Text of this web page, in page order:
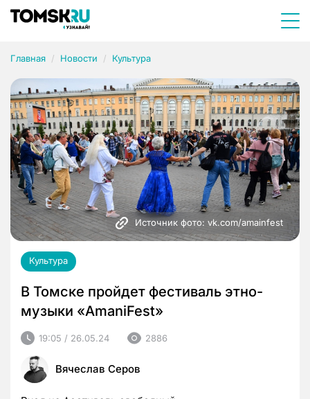
Главная Новости Культура
Источник фото: vk.com/amainfest
Культура
В Томске пройдет фестиваль этно-
музыки «AmaniFest»
19:05 / 26.05.24 2886
Вячеслав Серов